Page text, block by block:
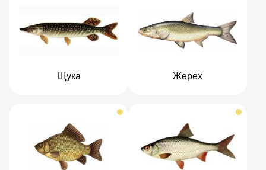
Щука Жерех